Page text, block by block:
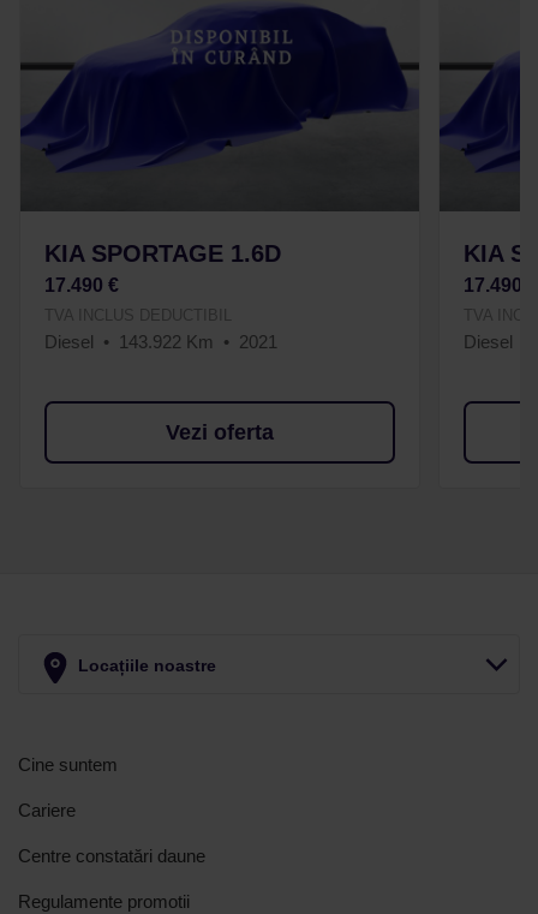
KIA SPORTAGE 1.6D
17.490 €
TVA INCLUS DEDUCTIBIL
Diesel 143.922 Km 2021
Vezi oferta
KIA
17.490 €
TVA
Diesel
Locațiile noastre
Cine suntem
Cariere
Centre constatări daune
Regulamente promotii